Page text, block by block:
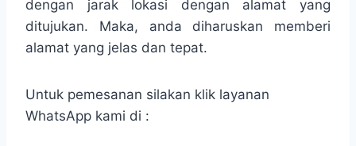
dengan jarak lokasi dengan alamat yang
ditujukan. Maka, anda diharuskan memberi
alamat yang jelas dan tepat.
Untuk pemesanan silakan klik layanan
WhatsApp kami di :